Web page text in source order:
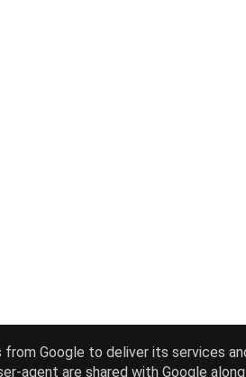
from Google to deliver its services
agent are shared with Google